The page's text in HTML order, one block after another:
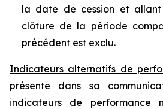
la date de cession et
clôture de la période
précédent est exclu.
Indicateurs alternatifs de
présente dans sa
indicateurs de performance